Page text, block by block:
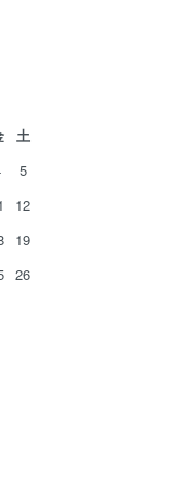
土
5
12
19
26